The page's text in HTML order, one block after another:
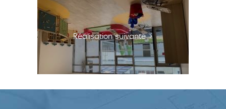
Réalisation suivante >